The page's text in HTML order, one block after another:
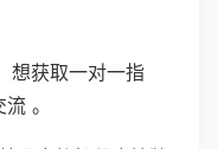
想获取一对一指
。